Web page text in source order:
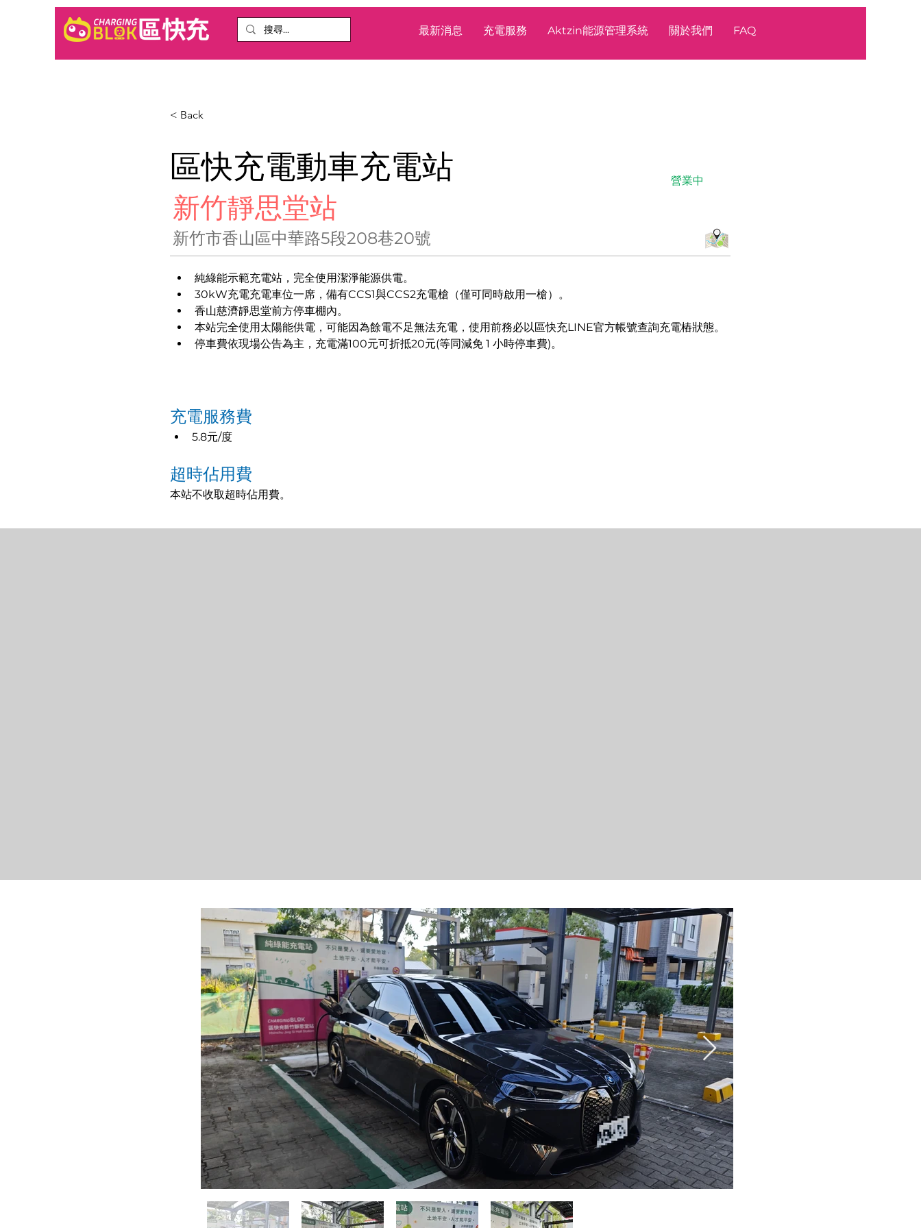
最新消息 充電服務 Aktzin能源管理系統 關於我們 FAQ
< Back
​區快充電動車充電站 營業中
新竹靜思堂站
新竹市香山區中華路5段208巷20號
純綠能示範充電站，完全使用潔淨能源供電。
30kW充電充電車位一席，備有CCS1與CCS2充電槍（僅可同時啟用一槍）。
香山慈濟靜思堂前方停車棚內。
本站完全使用太陽能供電，可能因為餘電不足無法充電，使用前務必以區快充LINE官方帳號查詢充電樁狀態。
停車費依現場公告為主，充電滿100元可折抵20元(等同減免 1 小時停車費)。
充電服務費
5.8元/度
超時佔用費
本站不收取超時佔用費。